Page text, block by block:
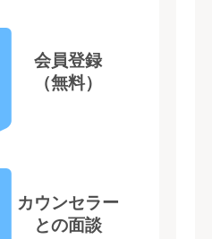
会員登録
（無料）
カウンセラー
との面談